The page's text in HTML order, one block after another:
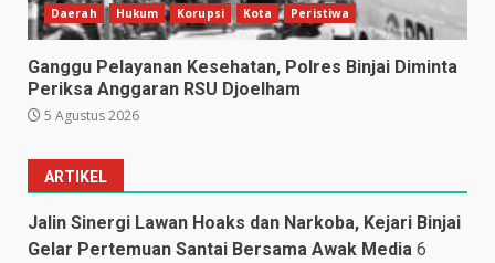
Daerah Hukum Korupsi Kota Peristiwa
Ganggu Pelayanan Kesehatan, Polres Binjai Diminta
Periksa Anggaran RSU Djoelham
5 Agustus 2026
ARTIKEL
Jalin Sinergi Lawan Hoaks dan Narkoba, Kejari Binjai
Gelar Pertemuan Santai Bersama Awak Media 6